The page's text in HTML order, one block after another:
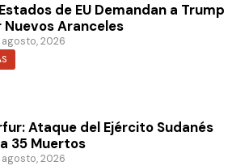
de EU Demandan a Trump
Nuevos Aranceles
agosto, 2026
Ataque del Ejército Sudanés
35 Muertos
agosto, 2026